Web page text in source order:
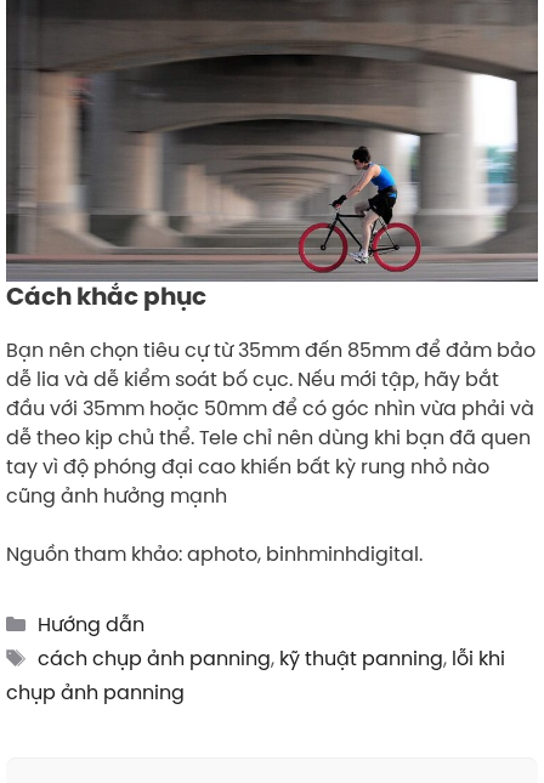
Cách khắc phục
Bạn nên chọn tiêu cự từ 35mm đến 85mm để đảm bảo
dễ lia và dễ kiểm soát bố cục. Nếu mới tập, hãy bắt
đầu với 35mm hoặc 50mm để có góc nhìn vừa phải và
dễ theo kịp chủ thể. Tele chỉ nên dùng khi bạn đã quen
tay vì độ phóng đại cao khiến bất kỳ rung nhỏ nào
cũng ảnh hưởng mạnh
Nguồn tham khảo: aphoto, binhminhdigital.
Categories
Hướng dẫn
Tags
cách chụp ảnh panning, kỹ thuật panning, lỗi khi
chụp ảnh panning